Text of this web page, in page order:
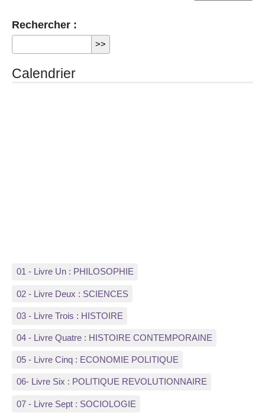
Rechercher :
Calendrier
01 - Livre Un : PHILOSOPHIE
02 - Livre Deux : SCIENCES
03 - Livre Trois : HISTOIRE
04 - Livre Quatre : HISTOIRE CONTEMPORAINE
05 - Livre Cinq : ECONOMIE POLITIQUE
06- Livre Six : POLITIQUE REVOLUTIONNAIRE
07 - Livre Sept : SOCIOLOGIE